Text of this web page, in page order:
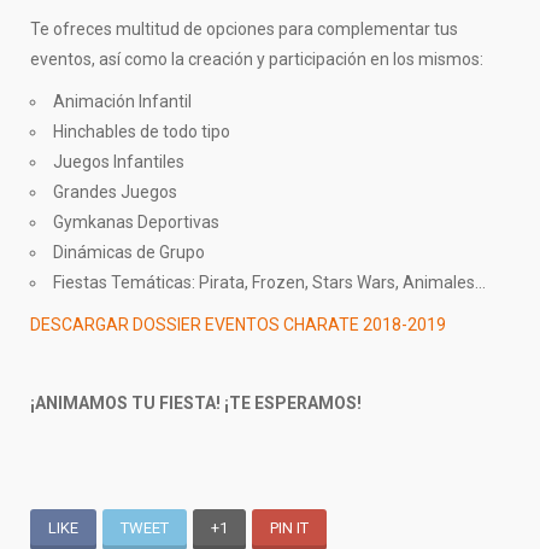
Te ofreces multitud de opciones para complementar tus
eventos, así como la creación y participación en los mismos:
Animación Infantil
Hinchables de todo tipo
Juegos Infantiles
Grandes Juegos
Gymkanas Deportivas
Dinámicas de Grupo
Fiestas Temáticas: Pirata, Frozen, Stars Wars, Animales…
DESCARGAR DOSSIER EVENTOS CHARATE 2018-2019
¡ANIMAMOS TU FIESTA! ¡TE ESPERAMOS!
LIKE TWEET +1 PIN IT